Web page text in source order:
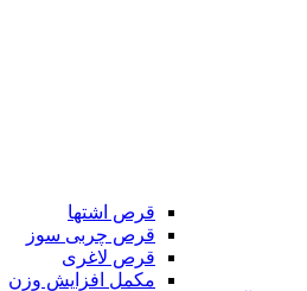
قرص اشتها
قرص چربی سوز
قرص لاغری
مکمل افزایش وزن